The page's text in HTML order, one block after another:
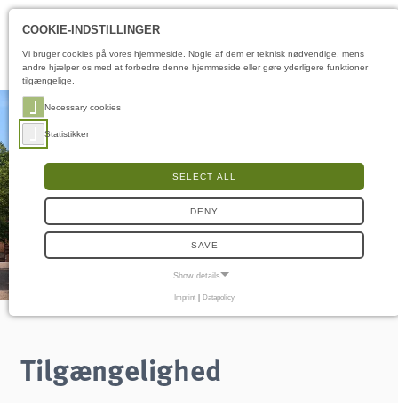
Tilgængelighed
COOKIE-INDSTILLINGER
Vi bruger cookies på vores hjemmeside. Nogle af dem er teknisk nødvendige, mens
andre hjælper os med at forbedre denne hjemmeside eller gøre yderligere funktioner
tilgængelige.
Necessary cookies
Statistikker
SELECT ALL
DENY
SAVE
Show details
Samtykke-cookie
Imprint | Datapolicy